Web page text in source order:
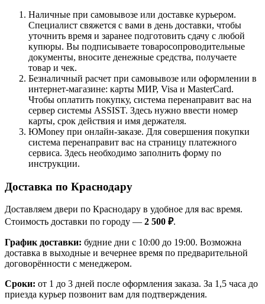
Наличные при самовывозе или доставке курьером.
Специалист свяжется с вами в день доставки, чтобы
уточнить время и заранее подготовить сдачу с любой
купюры. Вы подписываете товаросопроводительные
документы, вносите денежные средства, получаете
товар и чек.
Безналичный расчет при самовывозе или оформлении в
интернет-магазине: карты МИР, Visa и MasterCard.
Чтобы оплатить покупку, система перенаправит вас на
сервер системы ASSIST. Здесь нужно ввести номер
карты, срок действия и имя держателя.
ЮMoney при онлайн-заказе. Для совершения покупки
система перенаправит вас на страницу платежного
сервиса. Здесь необходимо заполнить форму по
инструкции.
Доставка по Краснодару
Доставляем двери по Краснодару в удобное для вас время.
Стоимость доставки по городу — 2 500 ₽.
График доставки: будние дни с 10:00 до 19:00. Возможна
доставка в выходные и вечернее время по предварительной
договорённости с менеджером.
Сроки: от 1 до 3 дней после оформления заказа. За 1,5 часа до
приезда курьер позвонит вам для подтверждения.